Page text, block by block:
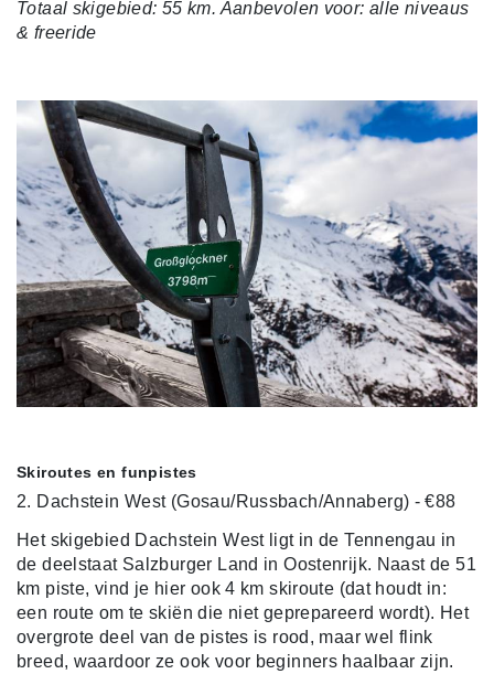
Totaal skigebied: 55 km. Aanbevolen voor: alle niveaus
& freeride
Skiroutes en funpistes
2. Dachstein West (Gosau/Russbach/Annaberg) - €88
Het skigebied Dachstein West ligt in de Tennengau in
de deelstaat Salzburger Land in Oostenrijk. Naast de 51
km piste, vind je hier ook 4 km skiroute (dat houdt in:
een route om te skiën die niet geprepareerd wordt). Het
overgrote deel van de pistes is rood, maar wel flink
breed, waardoor ze ook voor beginners haalbaar zijn.